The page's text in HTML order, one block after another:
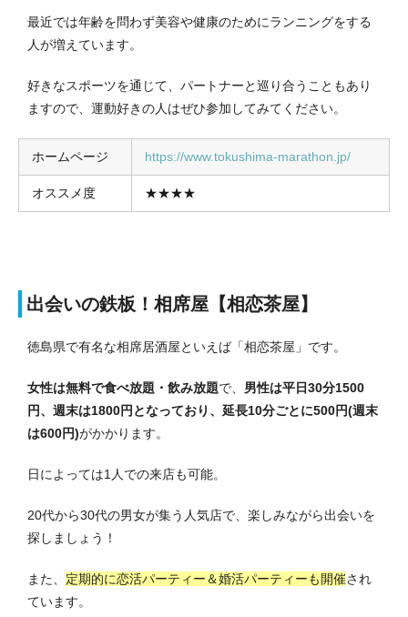
最近では年齢を問わず美容や健康のためにランニングをする
人が増えています。
好きなスポーツを通じて、パートナーと巡り合うこともあり
ますので、運動好きの人はぜひ参加してみてください。
ホームページ https://www.tokushima-marathon.jp/
オススメ度 ★★★★
出会いの鉄板！相席屋【相恋茶屋】
徳島県で有名な相席居酒屋といえば「相恋茶屋」です。
女性は無料で食べ放題・飲み放題で、 男性は平日30分1500
円、週末は1800円となっており、延長10分ごとに500円(週末
は600円)がかかります。
日によっては1人での来店も可能。
20代から30代の男女が集う人気店で、楽しみながら出会いを
探しましょう！
また、 定期的に恋活パーティー＆婚活パーティーも開催され
ています。